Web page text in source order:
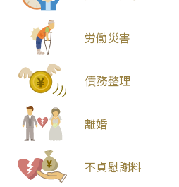
労働災害
債務整理
離婚
不貞慰謝料